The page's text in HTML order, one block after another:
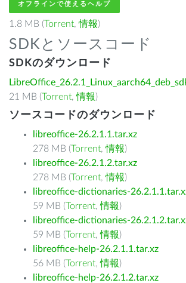
オフラインで使えるヘルプ
1.8 MB (Torrent,情報)
SDKとソースコード
SDKのダウンロード
21 MB (Torrent,情報)
ソースコードのダウンロード
libreoffice-26.2.1.1.tar.xz
278 MB (Torrent,情報)
libreoffice-26.2.1.2.tar.xz
278 MB (Torrent,情報)
libreoffice-dictionaries-
59 MB (Torrent,情報)
libreoffice-dictionaries-
59 MB (Torrent,情報)
libreoffice-help-26.2.1.1.tar.xz
56 MB (Torrent,情報)
libreoffice-help-26.2.1.2.tar.xz